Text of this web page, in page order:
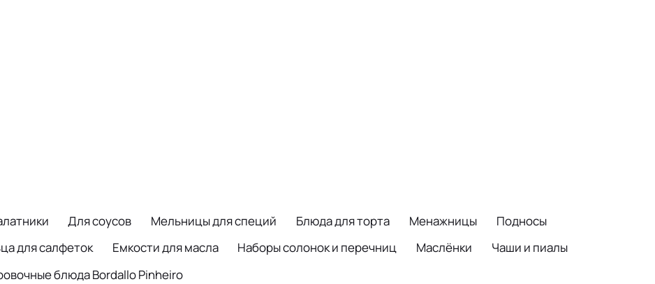
Для соусов Мельницы для специй Блюда для торта Менажницы
Подносы
для салфеток Емкости для масла Наборы солонок и перечниц Маслёнки
Чаши и пиалы
блюда Bordallo Pinheiro